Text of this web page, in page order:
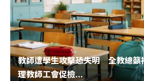
教師遭學生攻擊恐失明 全教總籲
理教師工會促檢...